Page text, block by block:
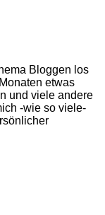
Bloggen los
etwas
und viele andere
-wie so viele-